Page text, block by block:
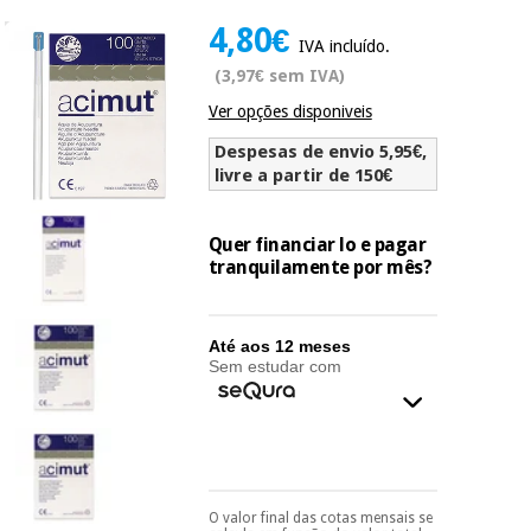
Novidades
Ofertas
Outlet
Fisaude
Academy
Aluguer
Medicina
tradicional
chinesa
Mobiliário
clínico
Gabinetes
terapêuticos
Material de
proteção
essencial
para
coronavirus
Aerobic,
fitness
pilates
Novidades
Ofertas
Outlet
Fisaude
Tech
Academy
Material
médico
sanitário
Medicina
tradicional
chinesa
Mobiliário
Gabinetes
terapêuticos
Material de
proteção
4,80€ IVA incluído.
(3,97€ sem IVA)
Ver opções disponiveis
Despesas de envio 5,95€,
livre a partir de 150€
Quer financiar lo e pagar
tranquilamente por mês?
Até aos 12 meses
Sem estudar com
Pode escolhê-lo no final
O valor final das cotas mensais se